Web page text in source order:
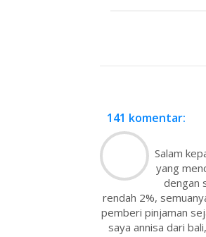
141 komentar:
Salam
yang
dengan
rendah 2%,
pemberi pinjaman
saya annisa dari